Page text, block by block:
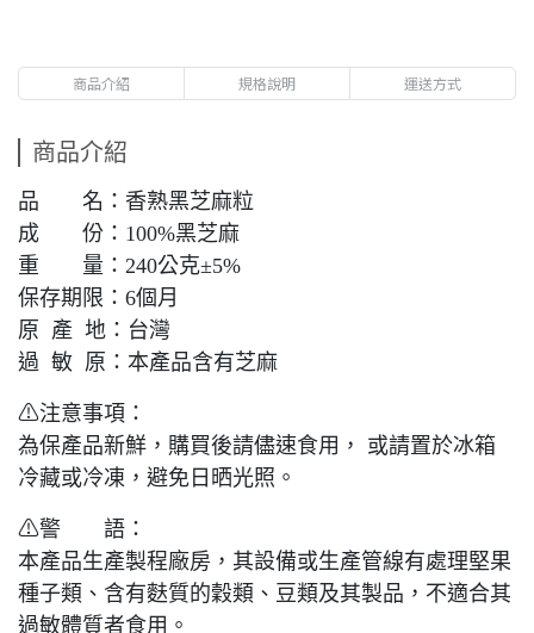
商品介紹 規格說明 運送方式
商品介紹
品 名：香熟黑芝麻粒
成 份：100%黑芝麻
重 量：240公克±5%
保存期限：6個月
原 產 地：台灣
過 敏 原：本產品含有芝麻
⚠注意事項：
為保產品新鮮，購買後請儘速食用， 或請置於冰箱
冷藏或冷凍，避免日晒光照。
⚠警 語：
本產品生產製程廠房，其設備或生產管線有處理堅果
種子類、含有麩質的穀類、豆類及其製品，不適合其
過敏體質者食用。